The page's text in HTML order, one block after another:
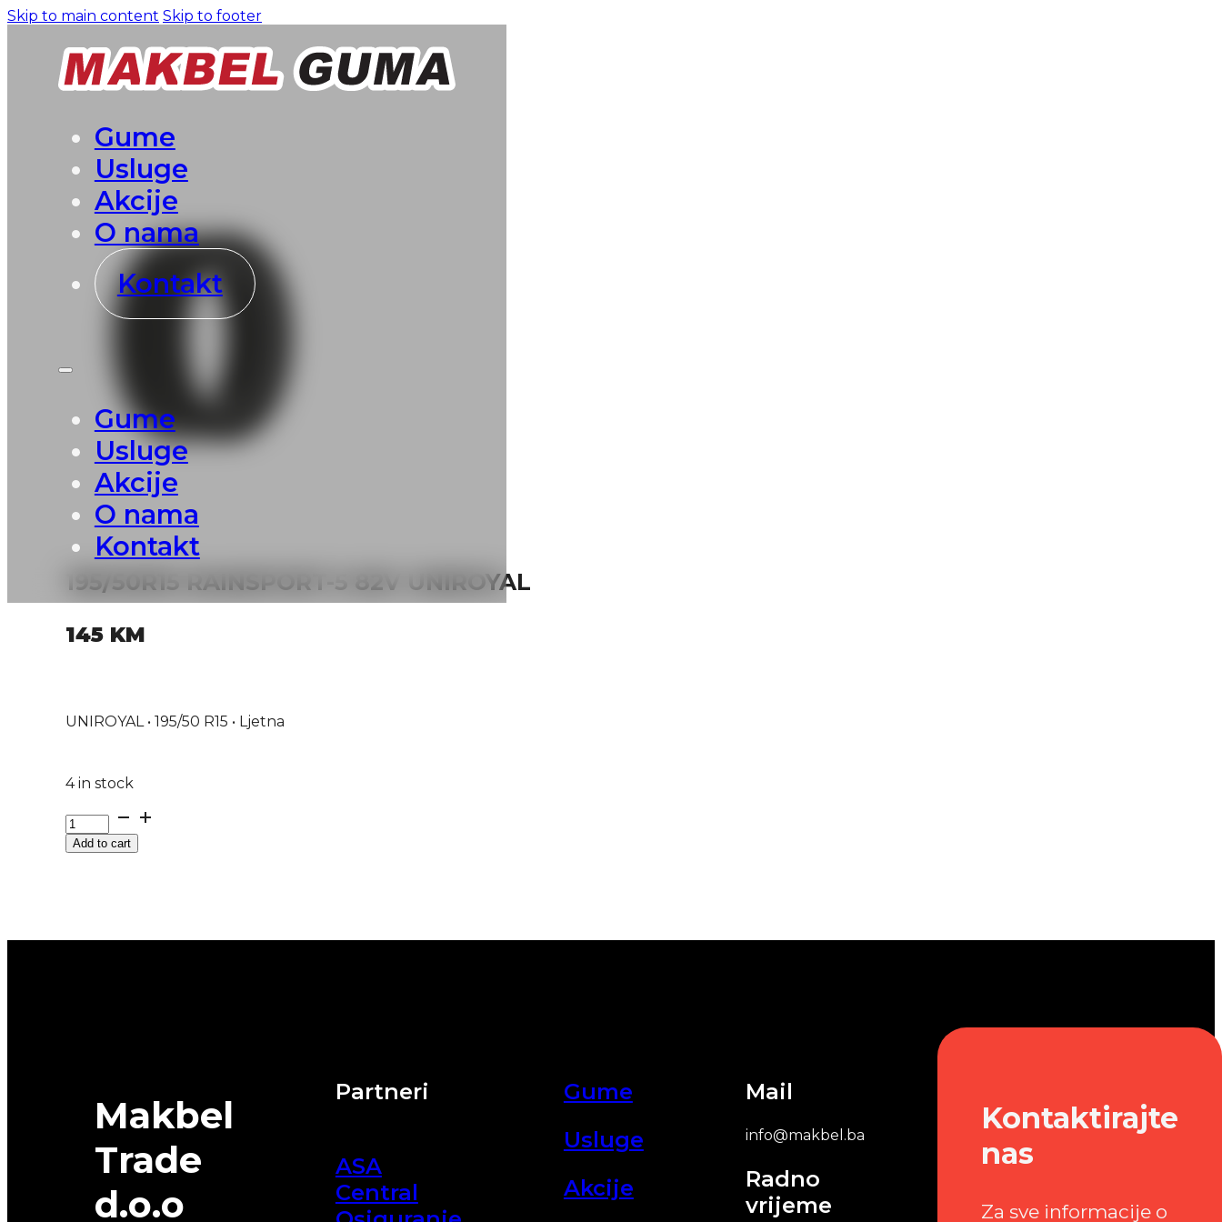
Skip to main content Skip to footer
Gume
Usluge
Akcije
O nama
Kontakt
Gume
Usluge
Akcije
O nama
Kontakt
195/50R15 RAINSPORT-5 82V UNIROYAL
145 KM
UNIROYAL • 195/50 R15 • Ljetna
4 in stock
195/50R15
RAINSPORT-
5Add to cart
Makbel
Trade
d.o.o
Partneri
ASA
Central
Gume
Usluge
Akcije
Mail
info@makbel.ba
Radno
vrijeme
Kontaktirajte
nas
Za sve informacije o